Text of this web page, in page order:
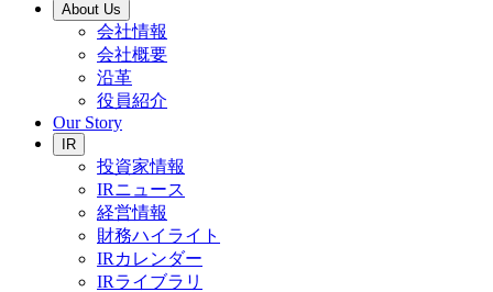
About Us
会社情報
会社概要
沿革
役員紹介
Our Story
IR
投資家情報
IRニュース
経営情報
財務ハイライト
IRカレンダー
IRライブラリ